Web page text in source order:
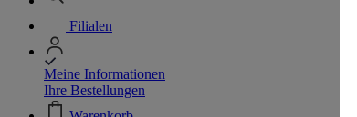
Filialen
Meine Informationen
Ihre Bestellungen